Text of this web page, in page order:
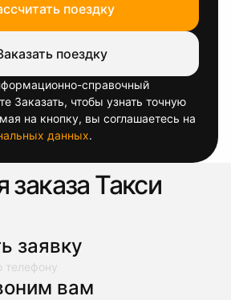
поездку
поездку
справочный
Заказать, чтобы узнать точную
на кнопку, вы соглашаетесь на
данных.
заказа Такси
заявку
телефону
вам